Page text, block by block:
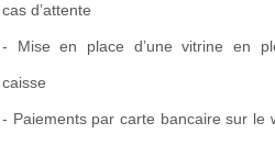
cas d’attente
- Mise en place d’une vitrine en
caisse
- Paiements par carte bancaire sur le